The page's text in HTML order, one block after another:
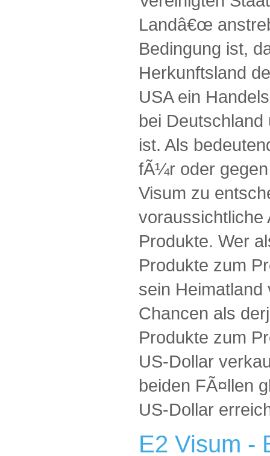
Landâ€œ
Bedingung ist,
Herkunftsland
USA ein
bei Deutschland
ist. Als
fÃ¼r oder
Visum zu
voraussichtliche
Produkte. Wer
Produkte zum
sein
Chancen als
Produkte zum
US-Dollar
beiden FÃ¤llen
US-Dollar
E2 Visum -